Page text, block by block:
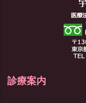
診療案内